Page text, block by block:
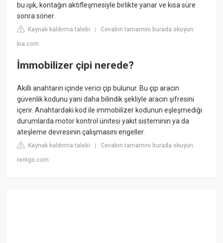
bu ışık, kontağın aktifleşmesiyle birlikte yanar ve kısa süre
sonra söner.
Kaynak kaldırma talebi |Cevabın tamamını burada okuyun:
kia.com
İmmobilizer çipi nerede?
Akıllı anahtarın içinde verici çip bulunur. Bu çip aracın
güvenlik kodunu yani daha bilindik şekliyle aracın şifresini
içerir. Anahtardaki kod ile immobilizer kodunun eşleşmediği
durumlarda motor kontrol ünitesi yakıt sisteminin ya da
ateşleme devresinin çalışmasını engeller.
Kaynak kaldırma talebi |Cevabın tamamını burada okuyun:
rentgo.com